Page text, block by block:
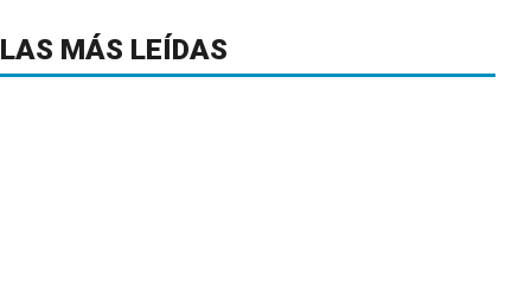
LAS MÁS LEÍDAS